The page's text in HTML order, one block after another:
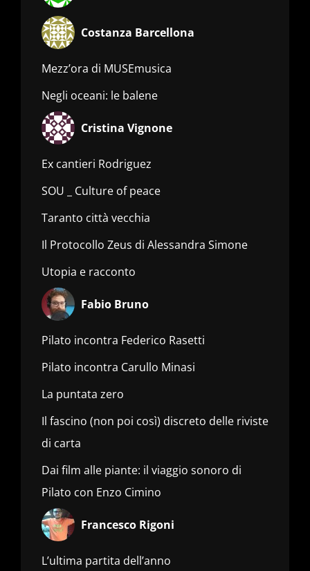
Costanza Barcellona
Mezz’ora di MUSEmusica
Negli oceani: le balene
Cristina Vignone
Ex cantieri Rodriguez
SOU _ Culture of peace
Taranto città vecchia
Il Protocollo Zeus di Alessandra Simone
Utopia e racconto
Fabio Bruno
Pilato incontra Federico Rasetti
Pilato incontra Carullo Minasi
La puntata zero
Il fascino (non poi così) discreto delle riviste
di carta
Dai film alle piante: il viaggio sonoro di
Pilato con Enzo Cimino
Francesco Rigoni
L’ultima partita dell’anno